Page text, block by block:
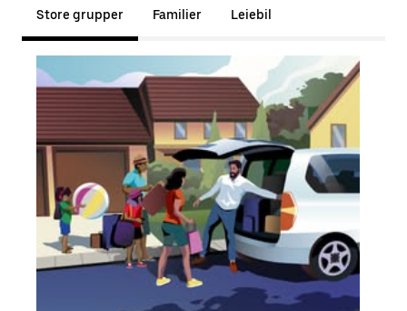
Store grupper Familier Leiebil